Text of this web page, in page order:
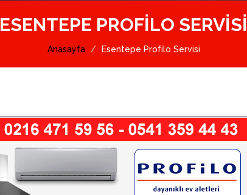
ESENTEPE PROFILO SERVISI
Anasayfa Esentepe Profilo Servisi